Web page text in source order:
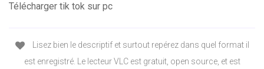
Télécharger tik tok sur pc
Lisez bien le descriptif et surtout repérez dans quel format il
est enregistré. Le lecteur VLC est gratuit, open source, et est